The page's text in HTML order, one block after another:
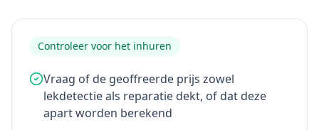
Controleer voor het inhuren
Vraag of de geoffreerde prijs zowel
lekdetectie als reparatie dekt, of dat deze
apart worden berekend